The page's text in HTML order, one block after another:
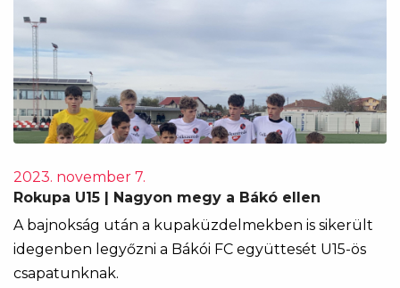
2023. november 7.
Rokupa U15 | Nagyon megy a Bákó ellen
A bajnokság után a kupaküzdelmekben is sikerült
idegenben legyőzni a Bákói FC együttesét U15-ös
csapatunknak.